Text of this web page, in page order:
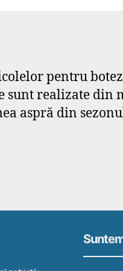
pentru
sunt realizate din
aspră din